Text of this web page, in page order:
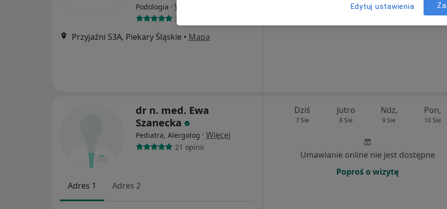
Podologia · Więcej
200 opinii
Przyjaźni 53A, Piekary Śląskie • Mapa
dr n. med. Ewa
Szanecka
Pediatra, Alergolog · Więcej
21 opinii
Adres 1 Adres 2
Dziś
7 Sie
Jutro
8 Sie
Ndz,
9 Sie
Pon,
10 Sie
Umawianie online nie jest dostępne
Poproś o wizytę
Edytuj ustawienia